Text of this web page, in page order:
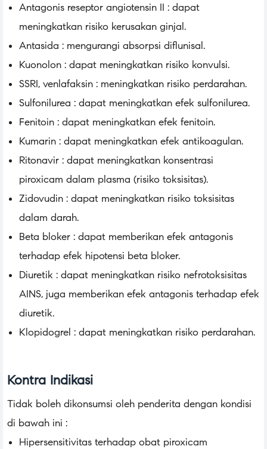
Antagonis reseptor angiotensin II : dapat
meningkatkan risiko kerusakan ginjal.
Antasida : mengurangi absorpsi diflunisal.
Kuonolon : dapat meningkatkan risiko konvulsi.
SSRI, venlafaksin : meningkatkan risiko perdarahan.
Sulfonilurea : dapat meningkatkan efek sulfonilurea.
Fenitoin : dapat meningkatkan efek fenitoin.
Kumarin : dapat meningkatkan efek antikoagulan.
Ritonavir : dapat meningkatkan konsentrasi
piroxicam dalam plasma (risiko toksisitas).
Zidovudin : dapat meningkatkan risiko toksisitas
dalam darah.
Beta bloker : dapat memberikan efek antagonis
terhadap efek hipotensi beta bloker.
Diuretik : dapat meningkatkan risiko nefrotoksisitas
AINS, juga memberikan efek antagonis terhadap efek
diuretik.
Klopidogrel : dapat meningkatkan risiko perdarahan.
Kontra Indikasi
Tidak boleh dikonsumsi oleh penderita dengan kondisi
di bawah ini :
Hipersensitivitas terhadap obat piroxicam